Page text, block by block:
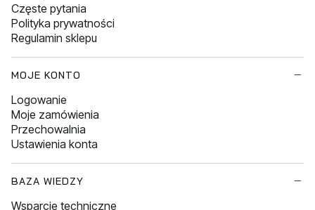
Częste pytania
Polityka prywatności
Regulamin sklepu
MOJE KONTO
Logowanie
Moje zamówienia
Przechowalnia
Ustawienia konta
BAZA WIEDZY
Wsparcie techniczne